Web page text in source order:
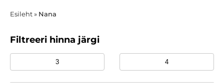
Esileht» Nana
Filtreeri hinna järgi